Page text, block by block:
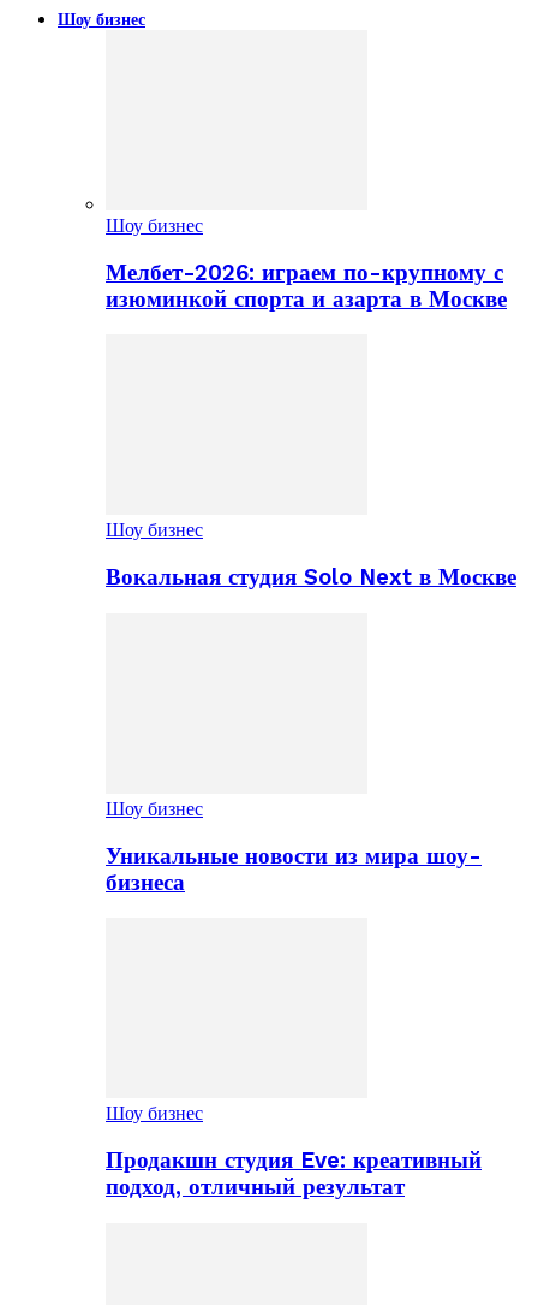
Шоу бизнес
Шоу бизнес
Мелбет-2026: играем по-крупному с
изюминкой спорта и азарта в Москве
Шоу бизнес
Вокальная студия Solo Next в Москве
Шоу бизнес
Уникальные новости из мира шоу-
бизнеса
Шоу бизнес
Продакшн студия Eve: креативный
подход, отличный результат